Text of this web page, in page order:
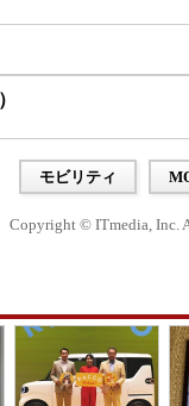
モビリティ
Copyright © ITmedia, Inc.